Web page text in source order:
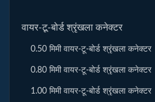
वायर-टू-बोर्ड श्रृंखला कनेक्टर
0.50 मिमी वायर-टू-बोर्ड श्रृंखला कनेक्टर
0.80 मिमी वायर-टू-बोर्ड श्रृंखला कनेक्टर
1.00 मिमी वायर-टू-बोर्ड श्रृंखला कनेक्टर